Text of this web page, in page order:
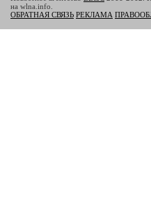
на wlna.info.
ОБРАТНАЯ СВЯЗЬ РЕКЛАМА